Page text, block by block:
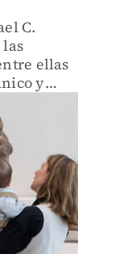
C.
ellas
y